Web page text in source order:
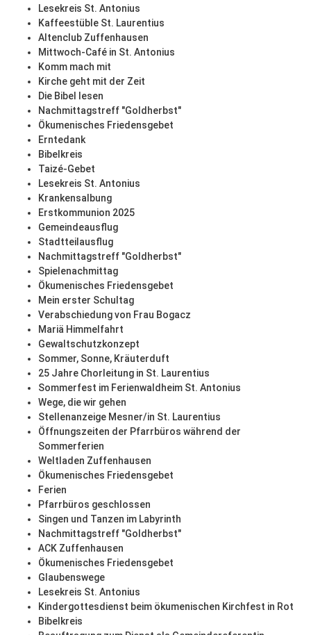
Lesekreis St. Antonius
Kaffeestüble St. Laurentius
Altenclub Zuffenhausen
Mittwoch-Café in St. Antonius
Komm mach mit
Kirche geht mit der Zeit
Die Bibel lesen
Nachmittagstreff "Goldherbst"
Ökumenisches Friedensgebet
Erntedank
Bibelkreis
Taizé-Gebet
Lesekreis St. Antonius
Krankensalbung
Erstkommunion 2025
Gemeindeausflug
Stadtteilausflug
Nachmittagstreff "Goldherbst"
Spielenachmittag
Ökumenisches Friedensgebet
Mein erster Schultag
Verabschiedung von Frau Bogacz
Mariä Himmelfahrt
Gewaltschutzkonzept
Sommer, Sonne, Kräuterduft
25 Jahre Chorleitung in St. Laurentius
Sommerfest im Ferienwaldheim St. Antonius
Wege, die wir gehen
Stellenanzeige Mesner/in St. Laurentius
Öffnungszeiten der Pfarrbüros während der
Sommerferien
Weltladen Zuffenhausen
Ökumenisches Friedensgebet
Ferien
Pfarrbüros geschlossen
Singen und Tanzen im Labyrinth
Nachmittagstreff "Goldherbst"
ACK Zuffenhausen
Ökumenisches Friedensgebet
Glaubenswege
Lesekreis St. Antonius
Kindergottesdienst beim ökumenischen Kirchfest in Rot
Bibelkreis